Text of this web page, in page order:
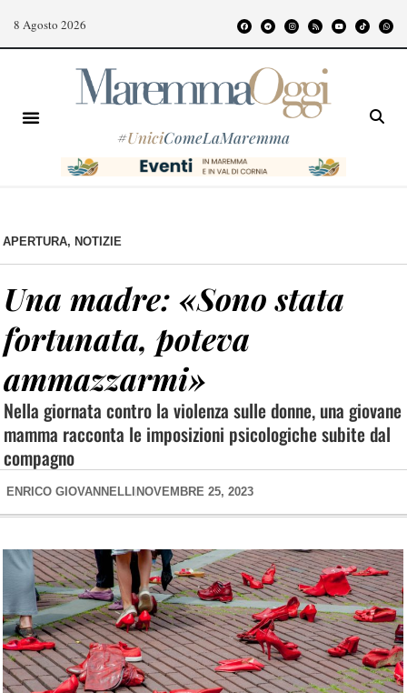
8 Agosto 2026
#UniciComeLaMaremma
APERTURA, NOTIZIE
Una madre: «Sono stata
fortunata, poteva
ammazzarmi»
Nella giornata contro la violenza sulle donne, una giovane
mamma racconta le imposizioni psicologiche subite dal
compagno
ENRICO GIOVANNELLI NOVEMBRE 25, 2023